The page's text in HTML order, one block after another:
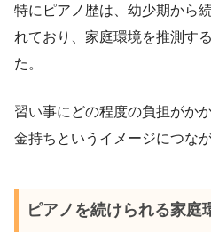
特にピアノ歴は、幼少期から
れており、家庭環境を推測す
た。
習い事にどの程度の負担がか
金持ちというイメージにつな
ピアノを続けられる家庭